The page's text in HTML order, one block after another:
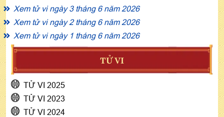
Xem tử vi ngày 3 tháng 6 năm 2026
Xem tử vi ngày 2 tháng 6 năm 2026
Xem tử vi ngày 1 tháng 6 năm 2026
TỬ VI
TỬ VI 2025
TỬ VI 2023
TỬ VI 2024